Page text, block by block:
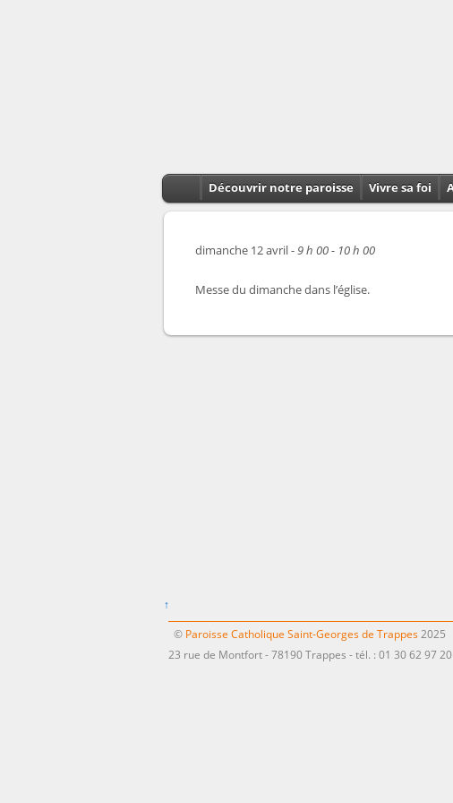
Découvrir notre paroisse Vivre sa foi
dimanche 12 avril -9 h 00 - 10 h 00
Messe du dimanche dans l’église.
↑
© Paroisse Catholique Saint-Georges de Trappes 2025
23 rue de Montfort - 78190 Trappes - tél. : 01 30 62 97